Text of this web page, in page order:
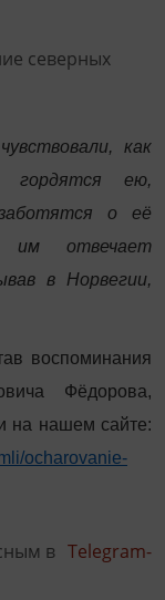
как
гордятся ею,
о её
им отвечает
в Норвегии,
воспоминания
Фёдорова,
на нашем сайте:
ocharovanie-
в Telegram-